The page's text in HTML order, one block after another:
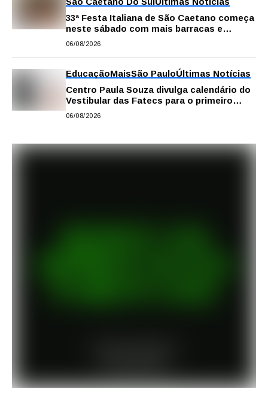
33ª Festa Italiana de São Caetano começa
neste sábado com mais barracas e
novidades em decoração e atrações
06/08/2026
EducaçãoMaisSão PauloÚltimas Notícias
Centro Paula Souza divulga calendário do
Vestibular das Fatecs para o primeiro
semestre de 2027
06/08/2026